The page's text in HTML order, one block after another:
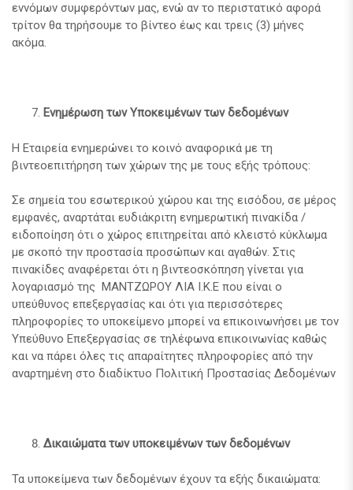
εννόμων συμφερόντων μας, ενώ αν το περιστατικό αφορά
τρίτον θα τηρήσουμε το βίντεο έως και τρεις (3) μήνες
ακόμα.
Ενημέρωση των Υποκειμένων των δεδομένων
Η Εταιρεία ενημερώνει το κοινό αναφορικά με τη
βιντεοεπιτήρηση των χώρων της με τους εξής τρόπους:
Σε σημεία του εσωτερικού χώρου και της εισόδου, σε μέρος
εμφανές, αναρτάται ευδιάκριτη ενημερωτική πινακίδα /
ειδοποίηση ότι ο χώρος επιτηρείται από κλειστό κύκλωμα
με σκοπό την προστασία προσώπων και αγαθών. Στις
πινακίδες αναφέρεται ότι η βιντεοσκόπηση γίνεται για
λογαριασμό της ΜΑΝΤΖΩΡΟΥ ΛΙΑ Ι.Κ.Ε που είναι ο
υπεύθυνος επεξεργασίας και ότι για περισσότερες
πληροφορίες το υποκείμενο μπορεί να επικοινωνήσει με τον
Υπεύθυνο Επεξεργασίας σε τηλέφωνα επικοινωνίας καθώς
και να πάρει όλες τις απαραίτητες πληροφορίες από την
αναρτημένη στο διαδίκτυο Πολιτική Προστασίας Δεδομένων
Δικαιώματα των υποκειμένων των δεδομένων
Τα υποκείμενα των δεδομένων έχουν τα εξής δικαιώματα: